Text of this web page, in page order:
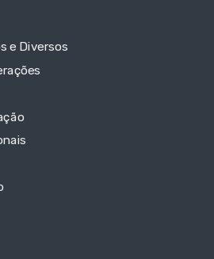
e Diversos